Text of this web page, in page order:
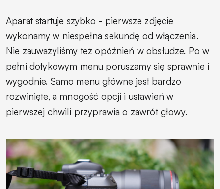
Aparat startuje szybko - pierwsze zdjęcie
wykonamy w niespełna sekundę od włączenia.
Nie zauważyliśmy też opóźnień w obsłudze. Po w
pełni dotykowym menu poruszamy się sprawnie i
wygodnie. Samo menu główne jest bardzo
rozwinięte, a mnogość opcji i ustawień w
pierwszej chwili przyprawia o zawrót głowy.